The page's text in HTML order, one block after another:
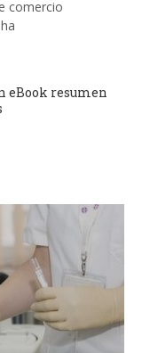
comercio
eBook resumen